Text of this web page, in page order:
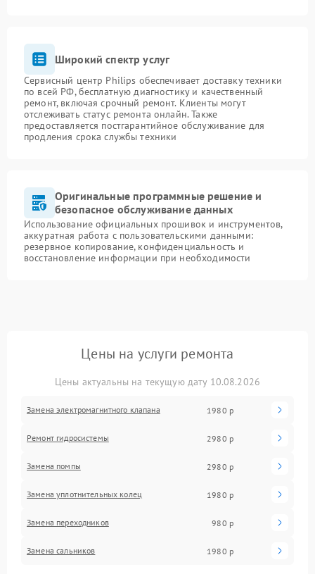
Широкий спектр услуг
Сервисный центр Philips обеспечивает доставку техники
по всей РФ, бесплатную диагностику и качественный
ремонт, включая срочный ремонт. Клиенты могут
отслеживать статус ремонта онлайн. Также
предоставляется постгарантийное обслуживание для
продления срока службы техники
Оригинальные программные решение и
безопасное обслуживание данных
Использование официальных прошивок и инструментов,
аккуратная работа с пользовательскими данными:
резервное копирование, конфиденциальность и
восстановление информации при необходимости
Цены на услуги ремонта
Цены актуальны на текущую дату 10.08.2026
Замена электромагнитного клапана 1980 р
Ремонт гидросистемы 2980 р
Замена помпы 2980 р
Замена уплотнительных колец 1980 р
Замена переходников 980 р
Замена сальников 1980 р